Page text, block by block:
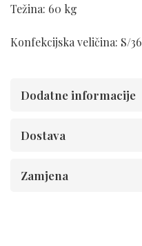
Težina: 60 kg
Konfekcijska veličina: S/36
Dodatne informacije
Dostava
Zamjena